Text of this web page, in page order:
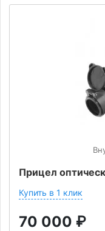
Прицел
Купить в 1 клик
70 000 ₽